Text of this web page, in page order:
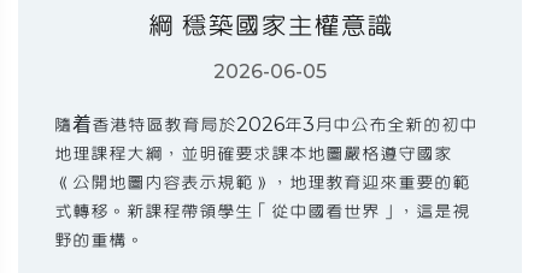
綱 穩築國家主權意識
2026-06-05
隨着香港特區教育局於2026年3月中公布全新的初中
地理課程大綱，並明確要求課本地圖嚴格遵守國家
《公開地圖內容表示規範》，地理教育迎來重要的範
式轉移。新課程帶領學生「從中國看世界」，這是視
野的重構。